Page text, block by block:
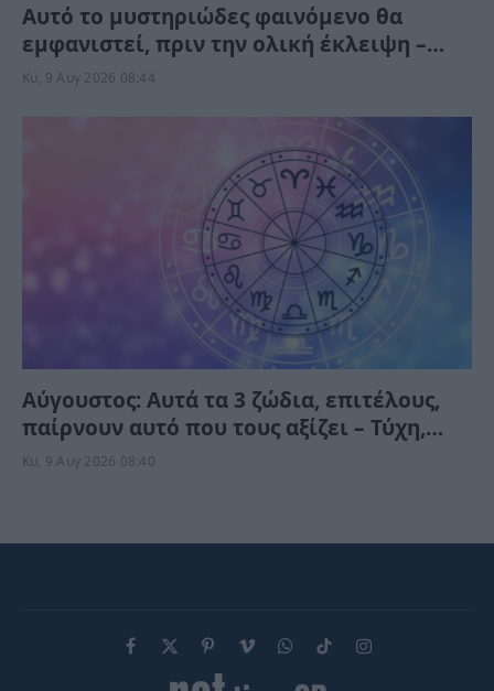
Αυτό το μυστηριώδες φαινόμενο θα
εμφανιστεί, πριν την ολική έκλειψη –
Μπορείτε να το δείτε αλλά όχι να το
Κυ, 9 Αυγ 2026 08:44
Αύγουστος: Αυτά τα 3 ζώδια, επιτέλους,
παίρνουν αυτό που τους αξίζει – Τύχη,
ευκαιρίες και απρόσμενες εξελίξεις
Κυ, 9 Αυγ 2026 08:40
Facebook
X
(Twitter)
PinterestVimeoWhatsApp
TikTokInstagram